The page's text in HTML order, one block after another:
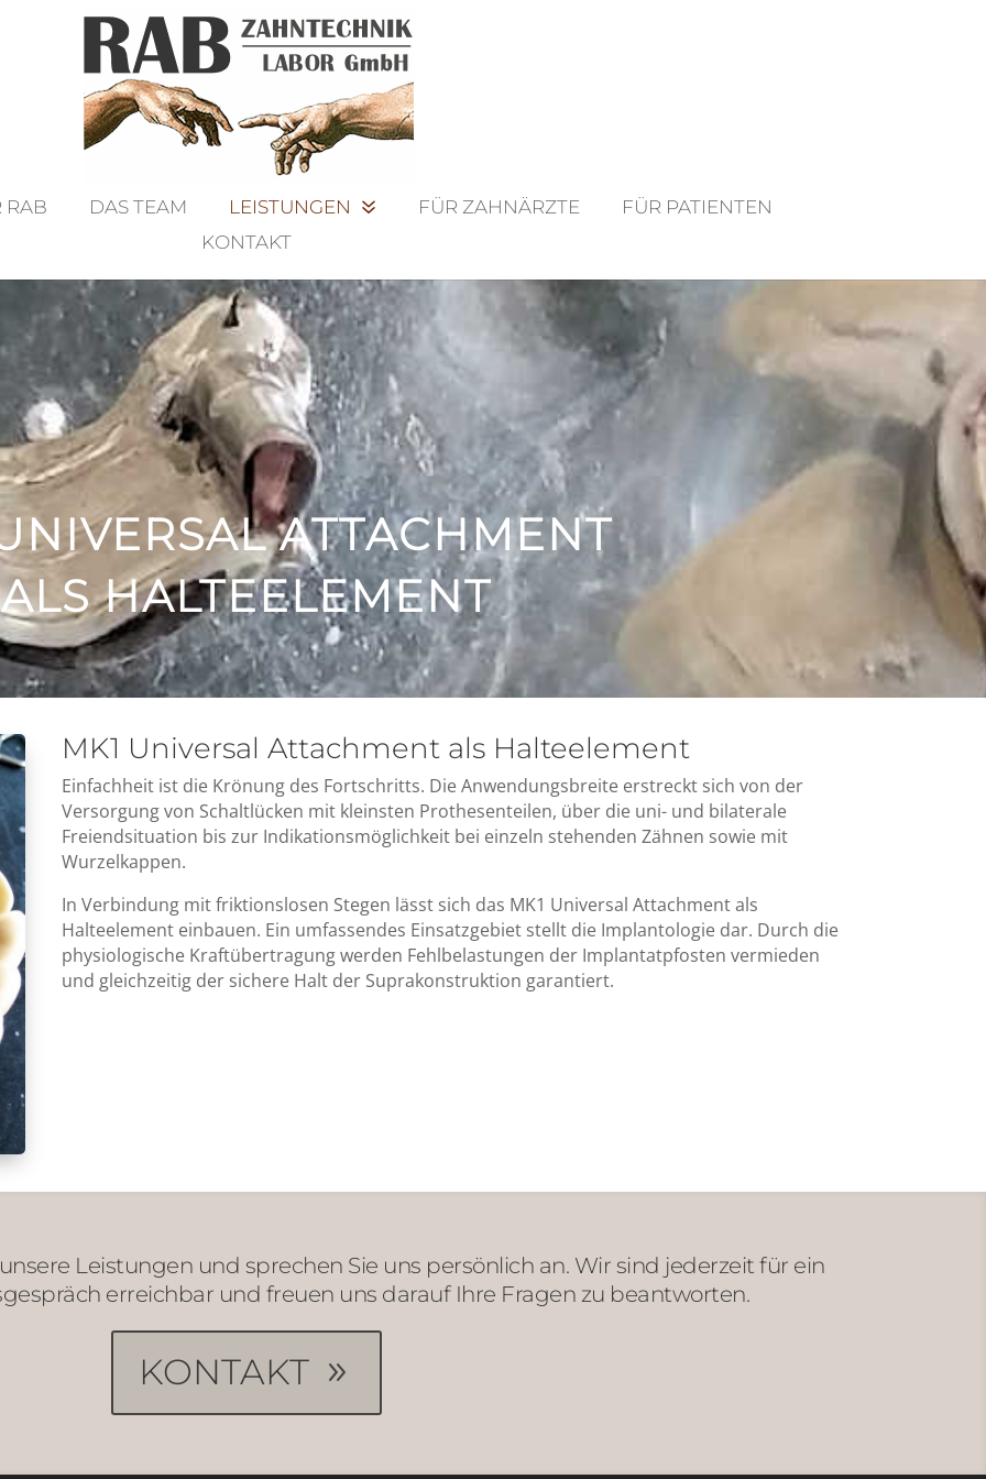
RAB DAS TEAM LEISTUNGEN FÜR ZAHNÄRZTE
FÜR PATIENTEN
KONTAKT
ATTACHMENT
ALS HALTEELEMENT
MK1 Universal Attachment als Halteelement
Einfachheit ist die Krönung des Fortschritts. Die Anwendungsbreite erstreckt sich von der
Versorgung von Schaltlücken mit kleinsten Prothesenteilen, über die uni- und bilaterale
Freiendsituation bis zur Indikationsmöglichkeit bei einzeln stehenden Zähnen sowie mit
Wurzelkappen.
In Verbindung mit friktionslosen Stegen lässt sich das MK1 Universal Attachment als
Halteelement einbauen. Ein umfassendes Einsatzgebiet stellt die Implantologie dar. Durch die
physiologische Kraftübertragung werden Fehlbelastungen der Implantatpfosten vermieden
und gleichzeitig der sichere Halt der Suprakonstruktion garantiert.
Leistungen und sprechen Sie uns persönlich an. Wir sind jederzeit für ein
erreichbar und freuen uns darauf Ihre Fragen zu beantworten.
KONTAKT